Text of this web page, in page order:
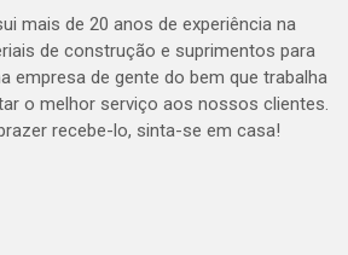
mais de 20 anos de experiência na
de construção e suprimentos para
empresa de gente do bem que trabalha
o melhor serviço aos nossos clientes.
recebe-lo, sinta-se em casa!